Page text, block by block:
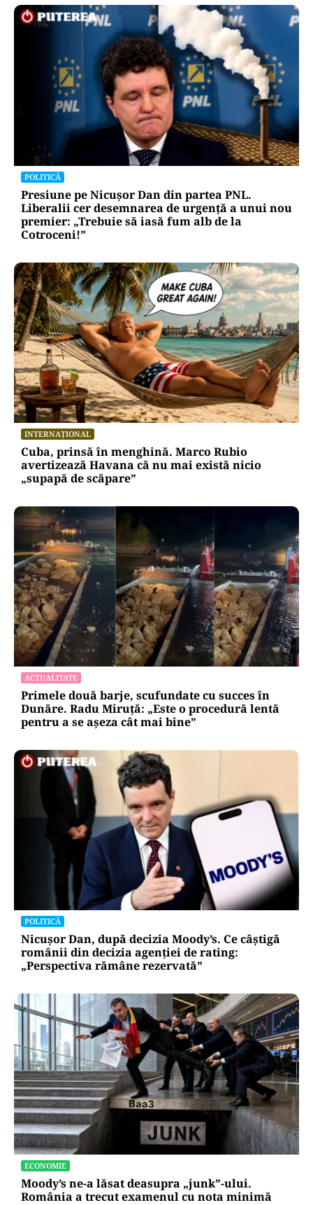
POLITICĂ
Presiune pe Nicușor Dan din partea PNL.
Liberalii cer desemnarea de urgență a unui nou
premier: „Trebuie să iasă fum alb de la
Cotroceni!”
INTERNAȚIONAL
Cuba, prinsă în menghină. Marco Rubio
avertizează Havana că nu mai există nicio
„supapă de scăpare”
ACTUALITATE
Primele două barje, scufundate cu succes în
Dunăre. Radu Miruță: „Este o procedură lentă
pentru a se așeza cât mai bine”
POLITICĂ
Nicușor Dan, după decizia Moody’s. Ce câștigă
românii din decizia agenției de rating:
„Perspectiva rămâne rezervată”
ECONOMIE
Moody’s ne-a lăsat deasupra „junk”-ului.
România a trecut examenul cu nota minimă